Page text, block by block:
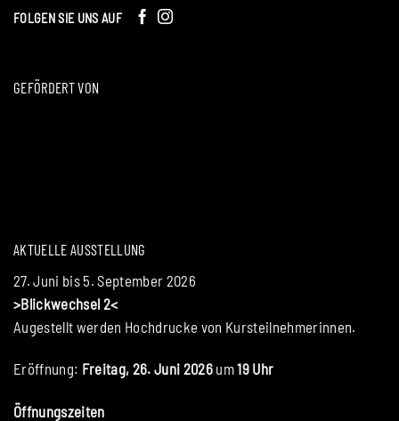
FOLGEN SIE UNS AUF
GEFÖRDERT VON
AKTUELLE AUSSTELLUNG
27. Juni bis 5. September 2026
>Blickwechsel 2<
Augestellt werden Hochdrucke von Kursteilnehmerinnen.
Eröffnung: Freitag, 26. Juni 2026 um19 Uhr
Öffnungszeiten